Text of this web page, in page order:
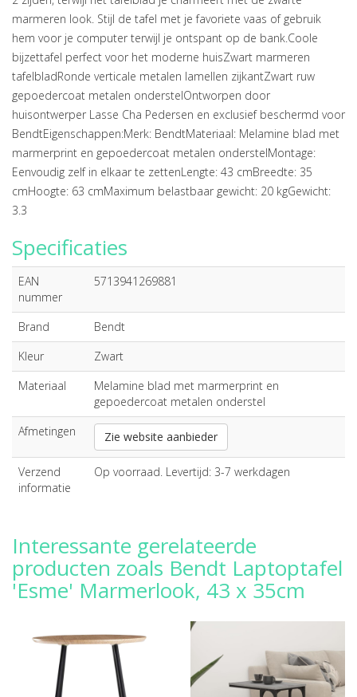
marmeren look. Stijl de tafel met je favoriete vaas of gebruik
hem voor je computer terwijl je ontspant op de bank.Coole
bijzettafel perfect voor het moderne huisZwart marmeren
tafelbladRonde verticale metalen lamellen zijkantZwart ruw
gepoedercoat metalen onderstelOntworpen door
huisontwerper Lasse Cha Pedersen en exclusief beschermd voor
BendtEigenschappen:Merk: BendtMateriaal: Melamine blad met
marmerprint en gepoedercoat metalen onderstelMontage:
Eenvoudig zelf in elkaar te zettenLengte: 43 cmBreedte: 35
cmHoogte: 63 cmMaximum belastbaar gewicht: 20 kgGewicht:
3.3
Specificaties
EAN
nummer
5713941269881
Brand
Bendt
Kleur
Zwart
Materiaal
Melamine blad met marmerprint en
gepoedercoat metalen onderstel
Afmetingen
Zie website aanbieder
Verzend
informatie
Op voorraad. Levertijd: 3-7 werkdagen
Interessante gerelateerde
producten zoals Bendt Laptoptafel
'Esme' Marmerlook, 43 x 35cm